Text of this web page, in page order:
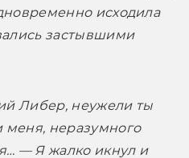
исходила
застывшими
Либер, неужели ты
меня, неразумного
— Я жалко икнул и